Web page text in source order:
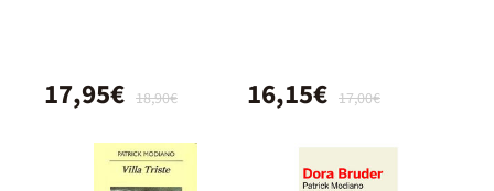
18,90€
17,95€ 17,00€
16,15€